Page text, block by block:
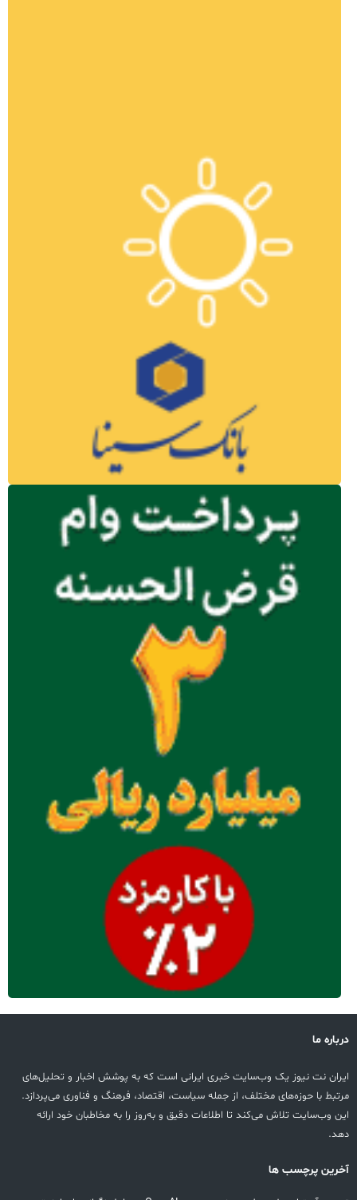
درباره ما
ایران نت نیوز یک وب‌سایت خبری ایرانی است که به پوشش اخبار و تحلیل‌های
مرتبط با حوزه‌های مختلف، از جمله سیاست، اقتصاد، فرهنگ و فناوری می‌پردازد.
این وب‌سایت تلاش می‌کند تا اطلاعات دقیق و به‌روز را به مخاطبان خود ارائه
دهد.
آخرین پرچسب ها